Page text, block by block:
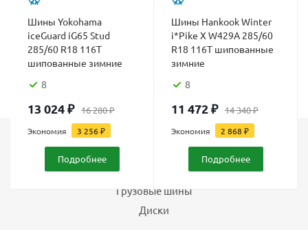
Шины Yokohama
iceGuard iG65 Stud
285/60 R18 116T
шипованные зимние
8
13 024₽ 16 280₽
Экономия 3 256₽
Подробнее
Шины Hankook Winter
i*Pike X W429A 285/60
R18 116T шипованные
зимние
8
11 472 ₽ 14 340₽
Экономия 2 868 ₽
Подробнее
Грузовые шины
Диски